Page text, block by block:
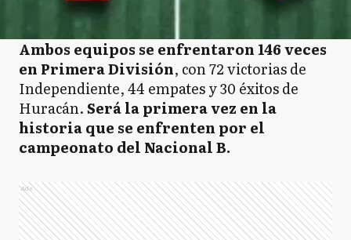
Ambos equipos se enfrentaron 146 veces
en Primera División, con 72 victorias de
Independiente, 44 empates y 30 éxitos de
Huracán.Será la primera vez en la
historia que se enfrenten por el
campeonato del Nacional B.
Ads